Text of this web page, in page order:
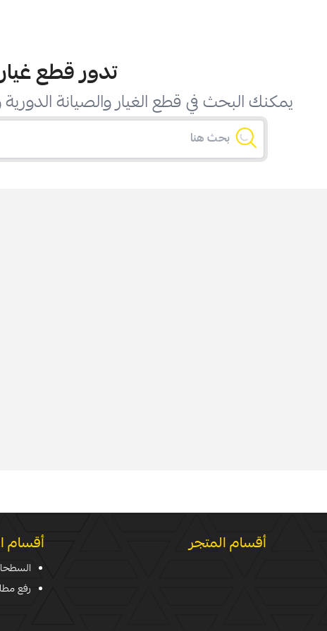
تدور قطع
يمكنك البحث في قطع الغيار والصيانة
أقسام المتجر أقسام
رفع